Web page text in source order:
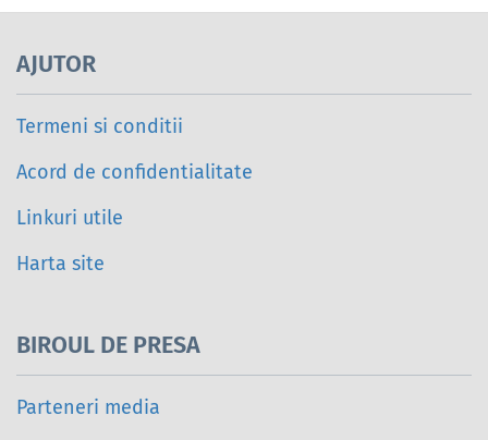
AJUTOR
Termeni si conditii
Acord de confidentialitate
Linkuri utile
Harta site
BIROUL DE PRESA
Parteneri media